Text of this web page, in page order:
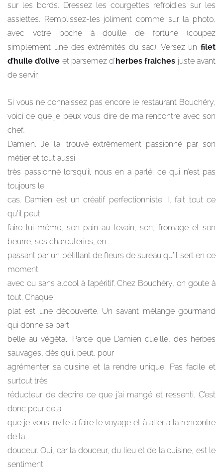
sur les bords. Dressez les courgettes refroidies sur les
assiettes. Remplissez-les joliment comme sur la photo,
avec votre poche à douille de fortune (coupez
simplement une des extrémités du sac). Versez un filet
d’huile d’olive et parsemez d’ herbes fraiches juste avant
de servir.
Si vous ne connaissez pas encore le restaurant Bouchéry,
voici ce que je peux vous dire de ma rencontre avec son
chef,
Damien. Je l’ai trouvé extrêmement passionné par son
métier et tout aussi
très passionné lorsqu’il nous en a parlé; ce qui n’est pas
toujours le
cas. Damien est un créatif perfectionniste. Il fait tout ce
qu’il peut
faire lui-même, son pain au levain, son, fromage et son
beurre, ses charcuteries, en
passant par un pétillant de fleurs de sureau qu’il sert en ce
moment
avec ou sans alcool à l’apéritif. Chez Bouchéry, on goute à
tout. Chaque
plat est une découverte. Un savant mélange gourmand
qui donne sa part
belle au végétal. Parce que Damien cueille, des herbes
sauvages, dès qu’il peut, pour
agrémenter sa cuisine et la rendre unique. Pas facile et
surtout très
réducteur de décrire ce que j’ai mangé et ressenti. C’est
donc pour cela
que je vous invite à faire le voyage et à aller à la rencontre
de la
douceur. Oui, car la douceur, du lieu et de la cuisine, est le
sentiment